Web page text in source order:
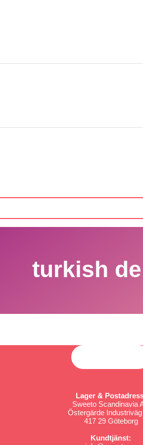
turkish
Lager &
Sweeto Scandinavia
Östergärde Industriväg
417 29 Göteborg
Kundtjänst: